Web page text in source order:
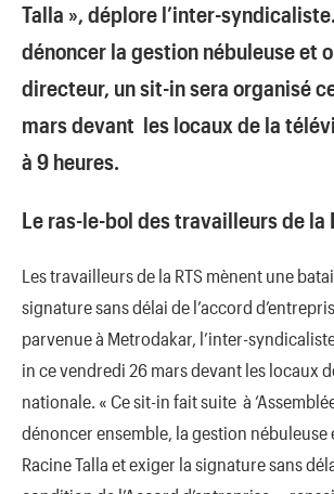
Talla », déplore l’inter-
dénoncer la gestion nébuleuse et
directeur, un sit-in sera organisé
mars devant les locaux de la
à 9 heures.
Le ras-le-bol des travailleurs de la
Les travailleurs de la RTS mènent une
signature sans délai de l’accord
parvenue à Metrodakar, l’inter-
in ce vendredi 26 mars devant les locaux
nationale. « Ce sit-in fait suite à
dénoncer ensemble, la gestion nébuleuse
Racine Talla et exiger la signature sans